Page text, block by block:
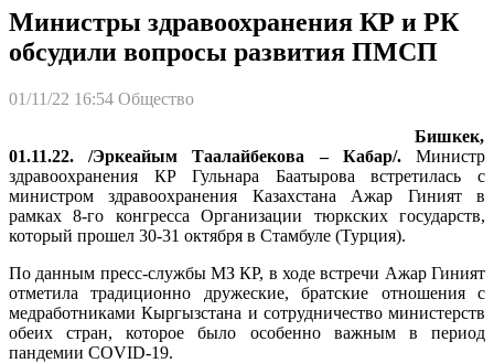
Министры здравоохранения КР и РК
обсудили вопросы развития ПМСП
01/11/22 16:54 Общество
Бишкек,
01.11.22. /Эркеайым Таалайбекова – Кабар/.Министр
здравоохранения КР Гульнара Баатырова встретилась с
министром здравоохранения Казахстана Ажар Гиният в
рамках 8-го конгресса Организации тюркских государств,
который прошел 30-31 октября в Стамбуле (Турция).
По данным пресс-службы МЗ КР, в ходе встречи Ажар Гиният
отметила традиционно дружеские, братские отношения с
медработниками Кыргызстана и сотрудничество министерств
обеих стран, которое было особенно важным в период
пандемии COVID-19.